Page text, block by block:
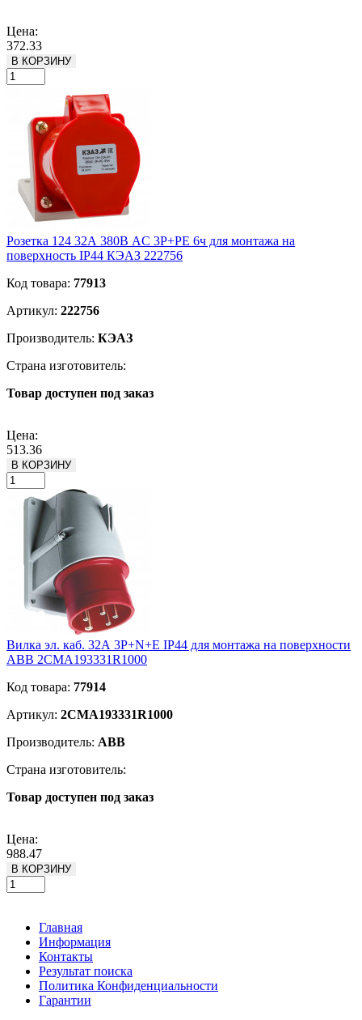
Цена:
372.33
В КОРЗИНУ
Розетка 124 32А 380В AC 3P+PE 6ч для монтажа на
поверхность IP44 КЭАЗ 222756
Код товара: 77913
Артикул: 222756
Производитель: КЭАЗ
Страна изготовитель:
Товар доступен под заказ
Цена:
513.36
В КОРЗИНУ
Вилка эл. каб. 32А 3P+N+E IP44 для монтажа на поверхности
ABB 2CMA193331R1000
Код товара: 77914
Артикул: 2CMA193331R1000
Производитель: ABB
Страна изготовитель:
Товар доступен под заказ
Цена:
988.47
В КОРЗИНУ
Главная
Информация
Контакты
Результат поиска
Политика Конфиденциальности
Гарантии